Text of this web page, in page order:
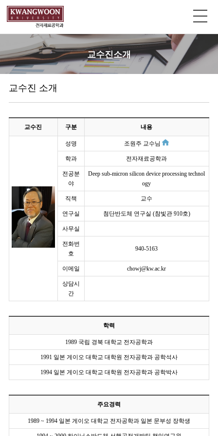
교수진소개
교수진 소개
교수진 구분 내용
성명 조원주 교수님
학과 전자재료공학과
전공분
야
Deep sub-micron silicon device processing technol
ogy
직책 교수
연구실 첨단반도체 연구실 (참빛관 910호)
사무실
전화번
호
940-5163
이메일 chowj@kw.ac.kr
상담시
간
학력
1989 국립 경북 대학교 전자공학과
1991 일본 게이오 대학교 대학원 전자공학과 공학석사
1994 일본 게이오 대학교 대학원 전자공학과 공학박사
주요경력
1989 ~ 1994 일본 게이오 대학교 전자공학과 일본 문부성 장학생